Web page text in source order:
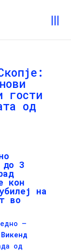
гости
од
3
кон
на
во
–
од